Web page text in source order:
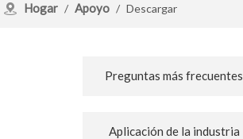
Hogar / Apoyo / Descargar
Preguntas más frecuentes
Aplicación de la industria